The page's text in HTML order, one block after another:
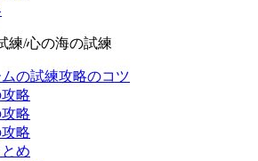
練/心の海の試練
の試練攻略のコツ
略
略
略
め